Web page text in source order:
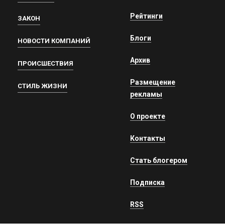
ЗАКОН
НОВОСТИ КОМПАНИЙ
ПРОИСШЕСТВИЯ
СТИЛЬ ЖИЗНИ
Рейтинги
Блоги
Архив
Размещение
рекламы
О проекте
Контакты
Стать блогером
Подписка
RSS